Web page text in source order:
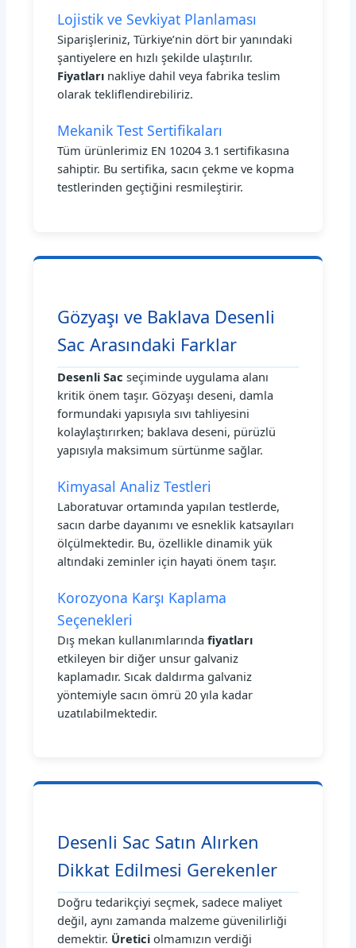
Lojistik ve Sevkiyat Planlaması
Siparişleriniz, Türkiye’nin dört bir yanındaki
şantiyelere en hızlı şekilde ulaştırılır.
Fiyatları nakliye dahil veya fabrika teslim
olarak tekliflendirebiliriz.
Mekanik Test Sertifikaları
Tüm ürünlerimiz EN 10204 3.1 sertifikasına
sahiptir. Bu sertifika, sacın çekme ve kopma
testlerinden geçtiğini resmileştirir.
Gözyaşı ve Baklava Desenli
Sac Arasındaki Farklar
Desenli Sac seçiminde uygulama alanı
kritik önem taşır. Gözyaşı deseni, damla
formundaki yapısıyla sıvı tahliyesini
kolaylaştırırken; baklava deseni, pürüzlü
yapısıyla maksimum sürtünme sağlar.
Kimyasal Analiz Testleri
Laboratuvar ortamında yapılan testlerde,
sacın darbe dayanımı ve esneklik katsayıları
ölçülmektedir. Bu, özellikle dinamik yük
altındaki zeminler için hayati önem taşır.
Korozyona Karşı Kaplama
Seçenekleri
Dış mekan kullanımlarındafiyatları
etkileyen bir diğer unsur galvaniz
kaplamadır. Sıcak daldırma galvaniz
yöntemiyle sacın ömrü 20 yıla kadar
uzatılabilmektedir.
Desenli Sac Satın Alırken
Dikkat Edilmesi Gerekenler
Doğru tedarikçiyi seçmek, sadece maliyet
değil, aynı zamanda malzeme güvenilirliği
demektir. Üretici olmamızın verdiği